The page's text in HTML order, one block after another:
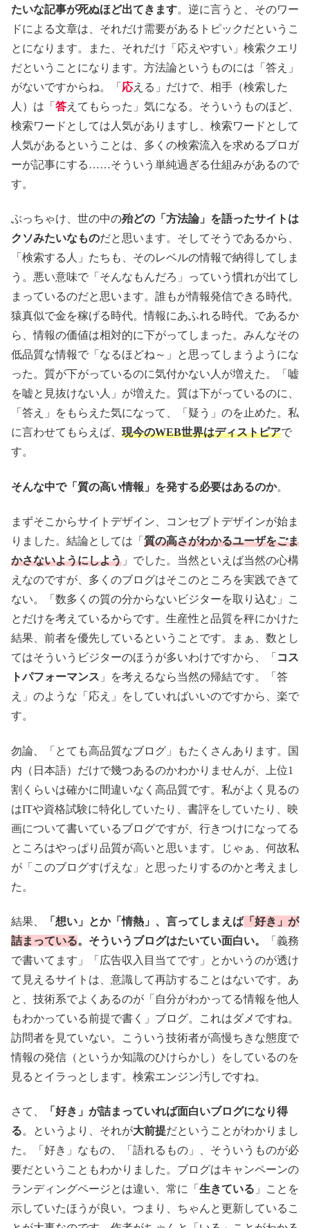
たいな記事が死ぬほど出てきます。逆に言うと、そのワー
ドによる文章は、それだけ需要があるトピックだというこ
とになります。また、それだけ「応えやすい」検索クエリ
だということになります。方法論というものには「答え」
がないですからね。「 応える」だけで、相手（検索した
人）は「 答えてもらった」気になる。そういうものほど、
検索ワードとしては人気がありますし、検索ワードとして
人気があるということは、多くの検索流入を求めるブロガ
ーが記事にする……そういう単純過ぎる仕組みがあるので
す。
ぶっちゃけ、世の中の殆どの「方法論」を語ったサイトは
クソみたいなものだと思います。そしてそうであるから、
「検索する人」たちも、そのレベルの情報で納得してしま
う。悪い意味で「そんなもんだろ」っていう慣れが出てし
まっているのだと思います。誰もが情報発信できる時代。
猿真似で金を稼げる時代。情報にあふれる時代。であるか
ら、情報の価値は相対的に下がってしまった。みんなその
低品質な情報で「なるほどね～」と思ってしまうようにな
った。質が下がっているのに気付かない人が増えた。「嘘
を嘘と見抜けない人」が増えた。質は下がっているのに、
「答え」をもらえた気になって、「疑う」のを止めた。私
に言わせてもらえば、 現今のWEB世界はディストピアで
す。
そんな中で「質の高い情報」を発する必要はあるのか。
まずそこからサイトデザイン、コンセプトデザインが始ま
りました。結論としては「 質の高さがわかるユーザをごま
かさないようにしよう 」でした。当然といえば当然の心構
えなのですが、多くのブログはそこのところを実践できて
ない。「数多くの質の分からないビジターを取り込む」こ
とだけを考えているからです。生産性と品質を秤にかけた
結果、前者を優先しているということです。まぁ、数とし
てはそういうビジターのほうが多いわけですから、「 コス
トパフォーマンス 」を考えるなら当然の帰結です。「答
え」のような「応え」をしていればいいのですから、楽で
す。
勿論、「とても高品質なブログ」もたくさんあります。国
内（日本語）だけで幾つあるのかわかりませんが、上位1
割くらいは確かに間違いなく高品質です。私がよく見るの
はITや資格試験に特化していたり、書評をしていたり、映
画について書いているブログですが、行きつけになってる
ところはやっぱり品質が高いと思います。じゃぁ、何故私
が「このブログすげえな」と思ったりするのかと考えまし
た。
結果、 「想い」とか「情熱」、言ってしまえば 「好き」が
詰まっている。そういうブログはたいてい面白い。
「義務
で書いてます」「広告収入目当てです」とかいうのが透け
て見えるサイトは、意識して再訪することはないです。あ
と、技術系でよくあるのが「自分がわかってる情報を他人
もわかっている前提で書く」ブログ。これはダメですね。
訪問者を見ていない。こういう技術者が高慢ちきな態度で
情報の発信（というか知識のひけらかし）をしているのを
見るとイラっとします。検索エンジン汚しですね。
さて、
「好き」が詰まっていれば面白いブログになり得
る。というより、それが大前提だということがわかりまし
た。「好き」なもの、「語れるもの」、そういうものが必
要だということもわかりました。ブログはキャンペーンの
ランディングページとは違い、常に「 生きている 」ことを
示していたほうが良い。つまり、ちゃんと更新しているこ